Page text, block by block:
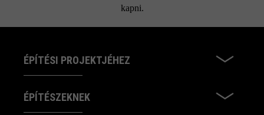
kapni.
ÉPÍTÉSI PROJEKTJÉHEZ
ÉPÍTÉSZEKNEK